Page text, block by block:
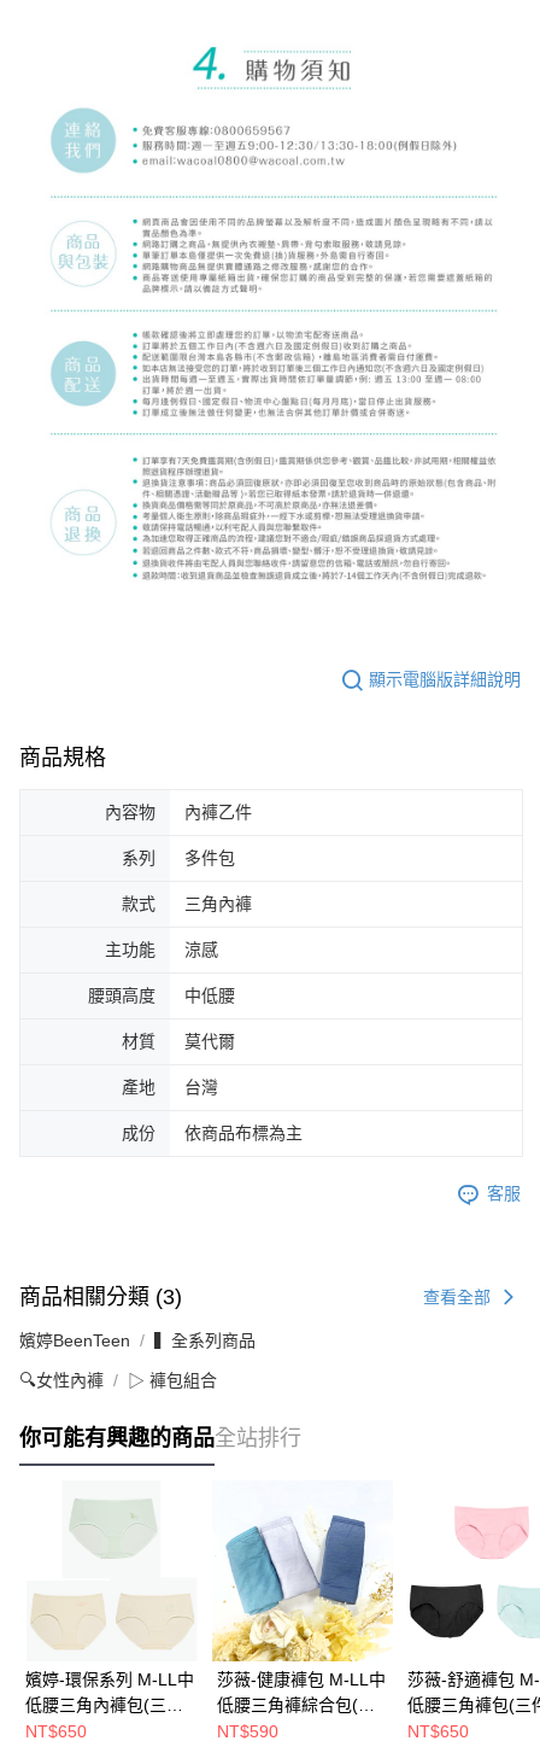
顯示電腦版詳細說明
商品規格
內容物 內褲乙件
系列 多件包
款式 三角內褲
主功能 涼感
腰頭高度 中低腰
材質 莫代爾
產地 台灣
成份 依商品布標為主
客服
商品相關分類 (3) 查看全部
嬪婷BeenTeen ▍全系列商品
🔍女性內褲 ▷ 褲包組合
你可能有興趣的商品全站排行
嬪婷-環保系列 M-LL中
低腰三角內褲包(三件
組) BS5143SXX
NT$650
莎薇-健康褲包 M-LL中
低腰三角褲綜合包(三
件組) 蠶絲蛋白-保濕親
NT$590
莎薇-舒適褲包
低腰三角褲包(三
AS3191SXX
NT$650